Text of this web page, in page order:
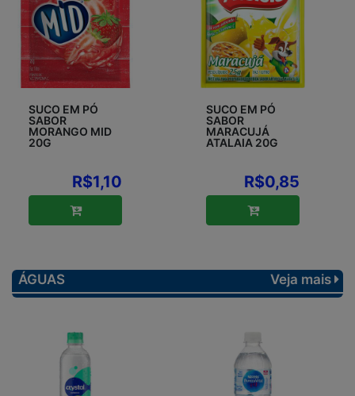
SUCO EM PÓ
SABOR
MORANGO MID
20G
R$1,10
SUCO EM PÓ
SABOR
MARACUJÁ
ATALAIA 20G
R$0,85
ÁGUAS Veja mais